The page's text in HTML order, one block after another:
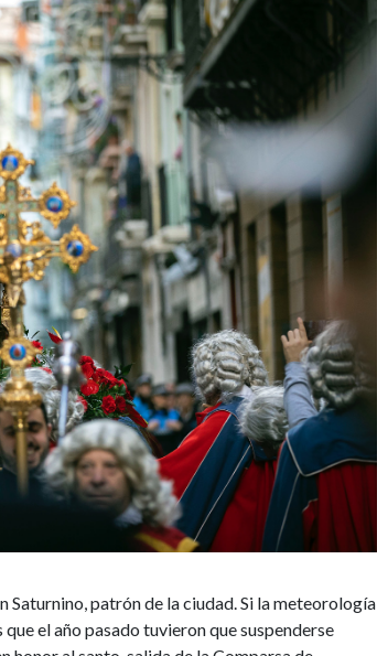
Saturnino, patrón de la ciudad. Si la meteorología
el año pasado tuvieron que suspenderse